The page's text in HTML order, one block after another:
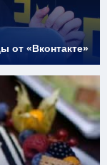
от «Вконтакте»